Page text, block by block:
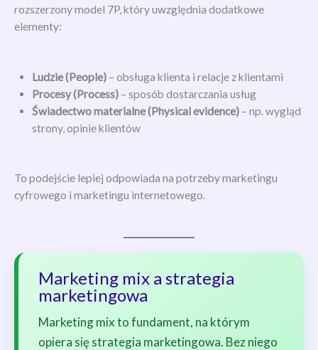
rozszerzony model 7P, który uwzględnia dodatkowe
elementy:
Ludzie (People) – obsługa klienta i relacje z klientami
Procesy (Process) – sposób dostarczania usług
Świadectwo materialne (Physical evidence) – np. wygląd
strony, opinie klientów
To podejście lepiej odpowiada na potrzeby marketingu
cyfrowego i marketingu internetowego.
Marketing mix a strategia
marketingowa
Marketing mix to fundament, na którym
opiera się strategia marketingowa. Bez niego